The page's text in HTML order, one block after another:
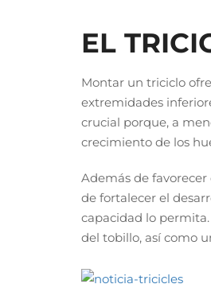
EL
Montar un triciclo
extremidades
crucial porque, a
crecimiento de los
Además de
de fortalecer el
capacidad lo
del tobillo, así como